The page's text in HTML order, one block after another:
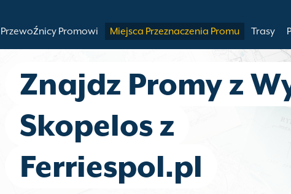
Przewoźnicy Promowi Miejsca Przeznaczenia Promu Trasy
Znajdz Promy z
Skopelos z
Ferriespol.pl